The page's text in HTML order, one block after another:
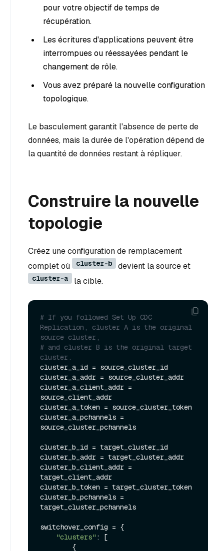
pour votre objectif de temps de
récupération.
Les écritures d'applications peuvent être
interrompues ou réessayées pendant le
changement de rôle.
Vous avez préparé la nouvelle configuration
topologique.
Le basculement garantit l'absence de perte de
données, mais la durée de l'opération dépend de
la quantité de données restant à répliquer.
Construire la nouvelle
topologie
Créez une configuration de remplacement
complet où
cluster-b devient la source et
cluster-a la cible.
# If you followed Set Up CDC
Replication, cluster A is the original
source cluster,
# and cluster B is the original target
cluster.
cluster_a_id = source_cluster_id
cluster_a_addr = source_cluster_addr
cluster_a_client_addr =
source_client_addr
cluster_a_token = source_cluster_token
cluster_a_pchannels =
source_cluster_pchannels
cluster_b_id = target_cluster_id
cluster_b_addr = target_cluster_addr
cluster_b_client_addr =
target_client_addr
cluster_b_token = target_cluster_token
cluster_b_pchannels =
target_cluster_pchannels
switchover_config = {
"clusters" : [